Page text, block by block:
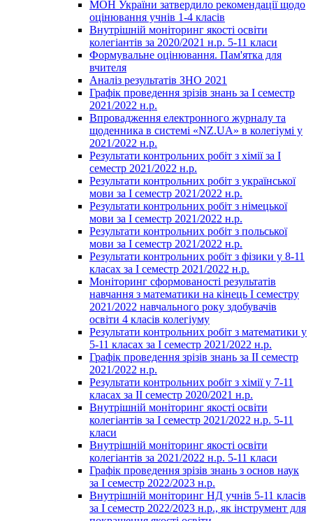
МОН України затвердило рекомендації щодо
оцінювання учнів 1-4 класів
Внутрішній моніторинг якості освіти
колегіантів за 2020/2021 н.р. 5-11 класи
Формувальне оцінювання. Пам'ятка для
вчителя
Аналіз результатів ЗНО 2021
Графік проведення зрізів знань за І семестр
2021/2022 н.р.
Впровадження електронного журналу та
щоденника в системі «NZ.UA» в колегіумі у
2021/2022 н.р.
Результати контрольних робіт з хімії за І
семестр 2021/2022 н.р.
Результати контрольних робіт з української
мови за І семестр 2021/2022 н.р.
Результати контрольних робіт з німецької
мови за І семестр 2021/2022 н.р.
Результати контрольних робіт з польської
мови за І семестр 2021/2022 н.р.
Результати контрольних робіт з фізики у 8-11
класах за І семестр 2021/2022 н.р.
Моніторинг сформованості результатів
навчання з математики на кінець І семестру
2021/2022 навчального року здобувачів
освіти 4 класів колегіуму
Результати контрольних робіт з математики у
5-11 класах за І семестр 2021/2022 н.р.
Графік проведення зрізів знань за ІІ семестр
2021/2022 н.р.
Результати контрольних робіт з хімії у 7-11
класах за ІІ семестр 2020/2021 н.р.
Внутрішній моніторинг якості освіти
колегіантів за І семестр 2021/2022 н.р. 5-11
класи
Внутрішній моніторинг якості освіти
колегіантів за 2021/2022 н.р. 5-11 класи
Графік проведення зрізів знань з основ наук
за І семестр 2022/2023 н.р.
Внутрішній моніторинг НД учнів 5-11 класів
за І семестр 2022/2023 н.р., як інструмент для